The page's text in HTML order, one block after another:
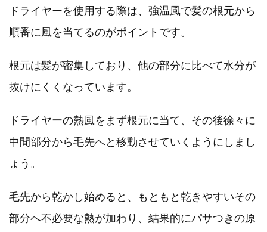
ドライヤーを使用する際は、強温風で髪の根元から
順番に風を当てるのがポイントです。
根元は髪が密集しており、他の部分に比べて水分が
抜けにくくなっています。
ドライヤーの熱風をまず根元に当て、その後徐々に
中間部分から毛先へと移動させていくようにしまし
ょう。
毛先から乾かし始めると、もともと乾きやすいその
部分へ不必要な熱が加わり、結果的にパサつきの原